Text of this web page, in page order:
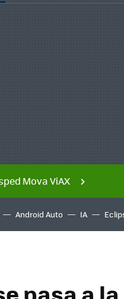
Mova ViAX
Android Auto IA